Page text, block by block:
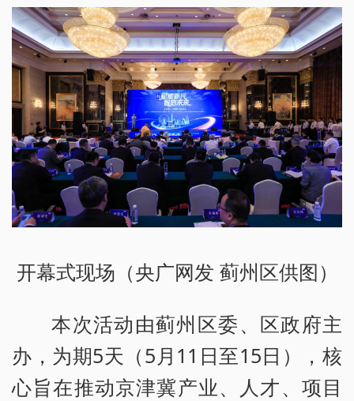
开幕式现场（央广网发 蓟州区供图）
本次活动由蓟州区委、区政府主
办，为期5天（5月11日至15日），核
心旨在推动京津冀产业、人才、项目